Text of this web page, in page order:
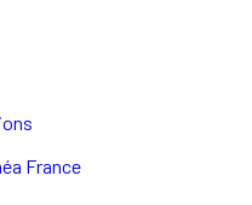
France